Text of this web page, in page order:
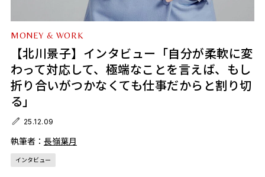
MONEY & WORK
【北川景子】インタビュー「自分が柔軟に変
わって対応して、極端なことを言えば、もし
折り合いがつかなくても仕事だからと割り切
る」
25.12.09
執筆者： 長嶺葉月
インタビュー